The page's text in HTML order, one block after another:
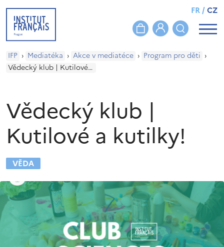
FR/CZ
IFP › Mediatéka › Akce v mediatéce › Program pro děti ›
Vědecký klub | Kutilové a kutilky!
Vědecký klub |
Kutilové a kutilky!
VĚDA